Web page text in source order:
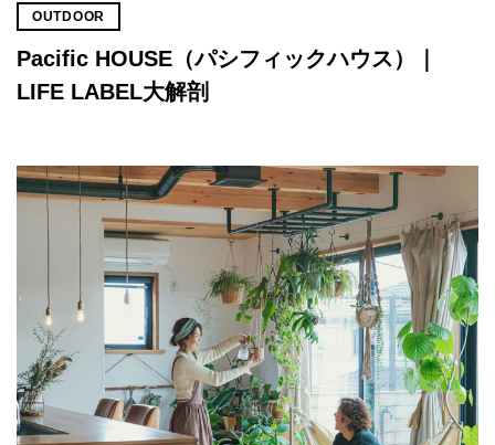
OUTDOOR
Pacific HOUSE（パシフィックハウス）｜
LIFE LABEL大解剖